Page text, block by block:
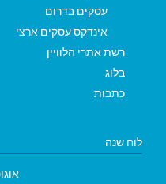
עסקים בדרום
אינדקס עסקים ארצי
רשת אתרי הלוויין
בלוג
כתבות
לוח שנה